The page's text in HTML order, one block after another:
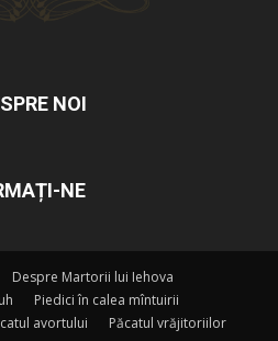
NOI
NE
Despre Martorii lui Iehova
Piedici în calea mîntuirii
avortului
Păcatul vrăjitoriilor